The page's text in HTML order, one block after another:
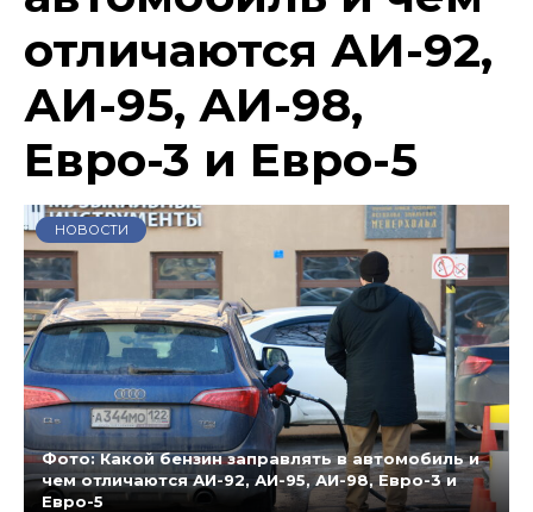
отличаются АИ-92,
АИ-95, АИ-98,
Евро-3 и Евро-5
НОВОСТИ
Фото: Какой бензин заправлять в автомобиль и
чем отличаются АИ-92, АИ-95, АИ-98, Евро-3 и
Евро-5